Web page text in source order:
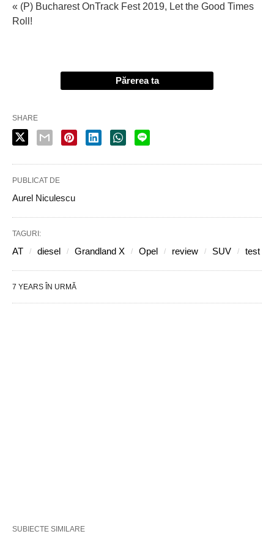
« (P) Bucharest OnTrack Fest 2019, Let the Good Times
Roll!
Părerea ta
SHARE
PUBLICAT DE
Aurel Niculescu
TAGURI:
AT diesel Grandland X Opel review SUV test
7 YEARS ÎN URMĂ
SUBIECTE SIMILARE